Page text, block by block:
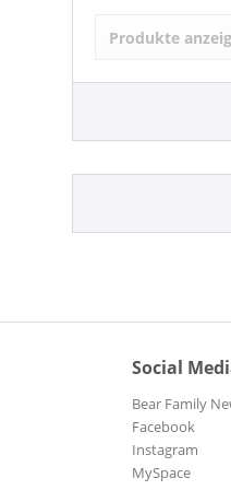
Deluxe
Country
Jazz
R&B
Rock
Schlager
Schlager
Soul
Soundtracks
Produkte
Social
Bear Family
Facebook
Instagram
MySpace